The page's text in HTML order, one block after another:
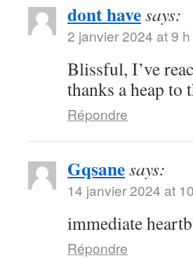
dont havesays:
2 janvier 2024 at 9
Blissful, I’ve
thanks a heap to
Répondre
Gqsanesays:
14 janvier 2024 at
immediate
Répondre